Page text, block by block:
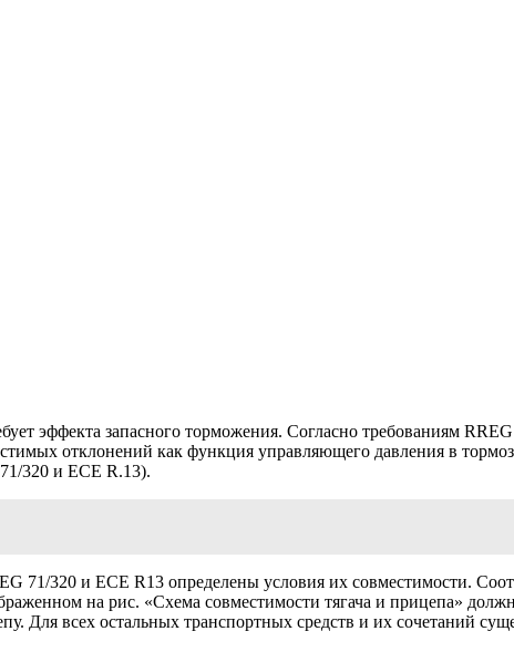
эффекта запасного торможения. Согласно требованиям
отклонений как функция управляющего давления в
320 и ЕСЕ R.13).
320 и ЕСЕ R13 определены условия их совместимости.
на рис. «Схема совместимости тягача и прицепа»
Для всех остальных транспортных средств и их сочетаний